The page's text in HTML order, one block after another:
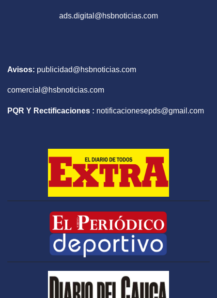
ads.digital@hsbnoticias.com
Avisos: publicidad@hsbnoticias.com
comercial@hsbnoticias.com
PQR Y Rectificaciones : notificacionesepds@gmail.com